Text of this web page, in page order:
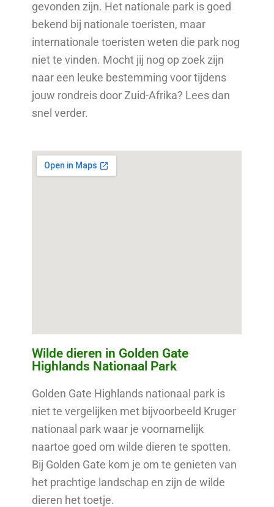
gevonden zijn. Het nationale park is goed
bekend bij nationale toeristen, maar
internationale toeristen weten die park nog
niet te vinden. Mocht jij nog op zoek zijn
naar een leuke bestemming voor tijdens
jouw rondreis door Zuid-Afrika? Lees dan
snel verder.
Wilde dieren in Golden Gate
Highlands Nationaal Park
Golden Gate Highlands nationaal park is
niet te vergelijken met bijvoorbeeld Kruger
nationaal park waar je voornamelijk
naartoe goed om wilde dieren te spotten.
Bij Golden Gate kom je om te genieten van
het prachtige landschap en zijn de wilde
dieren het toetje.